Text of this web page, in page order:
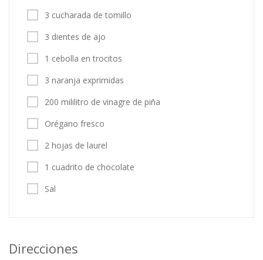
3 cucharada de tomillo
3 dientes de ajo
1 cebolla en trocitos
3 naranja exprimidas
200 mililitro de vinagre de piña
Orégano fresco
2 hojas de laurel
1 cuadrito de chocolate
Sal
Direcciones